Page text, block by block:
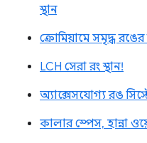
স্থান
ক্রোমিয়ামে সমৃদ্ধ
LCH সেরা রং স্থান!
অ্যাক্সেসযোগ্য রঙ
কালার স্পেস, হান্না